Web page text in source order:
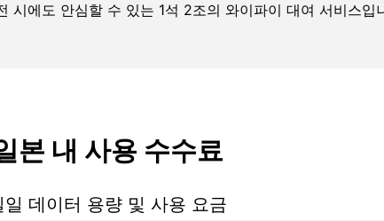
시에도 안심할 수 있는 1석 2조의 와이파이 대여 서비스입
본 내 사용 수수료
일 데이터 용량 및 사용 요금